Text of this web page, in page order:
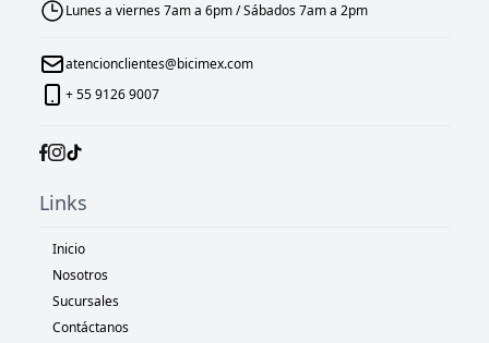
Lunes a viernes 7am a 6pm / Sábados 7am a 2pm
atencionclientes@bicimex.com
+ 55 9126 9007
Links
Inicio
Nosotros
Sucursales
Contáctanos